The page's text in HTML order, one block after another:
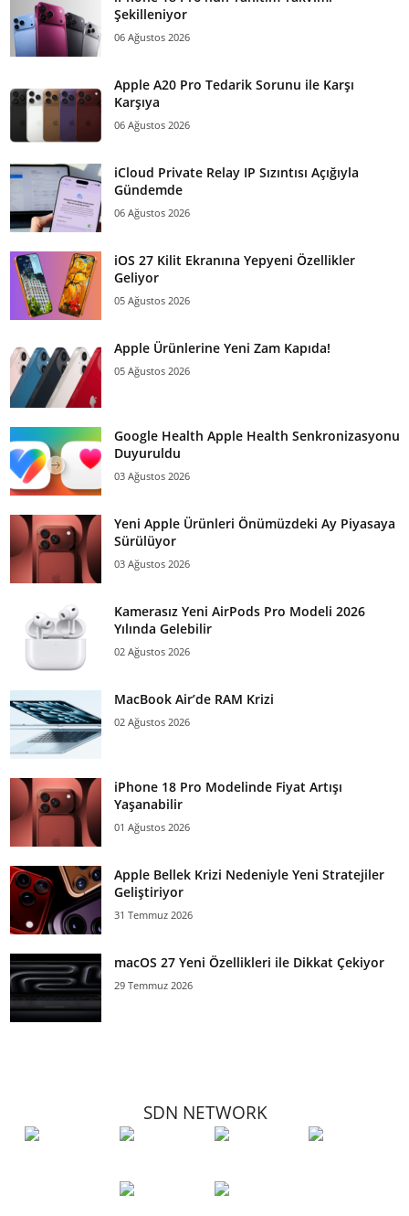
Şekilleniyor
06 Ağustos 2026
Apple A20 Pro Tedarik Sorunu ile Karşı
Karşıya
06 Ağustos 2026
iCloud Private Relay IP Sızıntısı Açığıyla
Gündemde
06 Ağustos 2026
iOS 27 Kilit Ekranına Yepyeni Özellikler
Geliyor
05 Ağustos 2026
Apple Ürünlerine Yeni Zam Kapıda!
05 Ağustos 2026
Google Health Apple Health Senkronizasyonu
Duyuruldu
03 Ağustos 2026
Yeni Apple Ürünleri Önümüzdeki Ay Piyasaya
Sürülüyor
03 Ağustos 2026
Kamerasız Yeni AirPods Pro Modeli 2026
Yılında Gelebilir
02 Ağustos 2026
MacBook Air’de RAM Krizi
02 Ağustos 2026
iPhone 18 Pro Modelinde Fiyat Artışı
Yaşanabilir
01 Ağustos 2026
Apple Bellek Krizi Nedeniyle Yeni Stratejiler
Geliştiriyor
31 Temmuz 2026
macOS 27 Yeni Özellikleri ile Dikkat Çekiyor
29 Temmuz 2026
SDN NETWORK